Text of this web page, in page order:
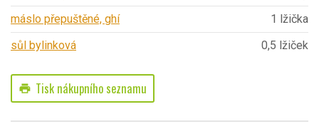
máslo přepuštěné, ghí
1 lžička
sůl bylinková
0,5 lžiček
print Tisk nákupního seznamu